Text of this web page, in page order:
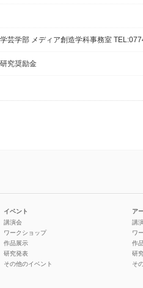
芸学部 メディア創造学科事務室
究奨励金
イベント
講演会
ワークショップ
作品展示
研究発表
その他のイベント
ア
講
ワ
作
研
そ